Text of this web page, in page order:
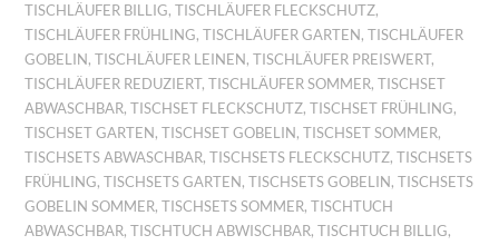
TISCHLÄUFER BILLIG,TISCHLÄUFER FLECKSCHUTZ,
TISCHLÄUFER FRÜHLING,TISCHLÄUFER GARTEN ,TISCHLÄUFER
GOBELIN ,TISCHLÄUFER LEINEN ,TISCHLÄUFER PREISWERT,
TISCHLÄUFER REDUZIERT,TISCHLÄUFER SOMMER,TISCHSET
ABWASCHBAR,TISCHSET FLECKSCHUTZ,TISCHSET FRÜHLING,
TISCHSET GARTEN ,TISCHSET GOBELIN ,TISCHSET SOMMER,
TISCHSETS ABWASCHBAR,TISCHSETS FLECKSCHUTZ,TISCHSETS
FRÜHLING,TISCHSETS GARTEN ,TISCHSETS GOBELIN ,TISCHSETS
GOBELIN SOMMER,TISCHSETS SOMMER,TISCHTUCH
ABWASCHBAR,TISCHTUCH ABWISCHBAR,TISCHTUCH BILLIG,